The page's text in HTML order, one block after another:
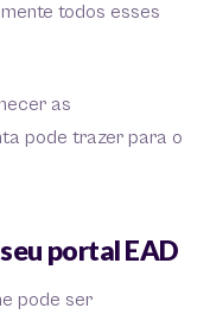
todos esses
as
pode trazer para o
portal EAD
pode ser